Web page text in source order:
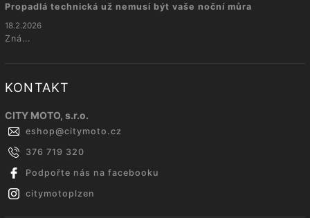
Propadlá technická už nemusí být vaše noční můra
18.2.2026
Zná...
KONTAKT
CITY MOTO, s.r.o.
eshop@citymoto.cz
376 719 320
Podpořte nás na facebooku
citymotoplzen